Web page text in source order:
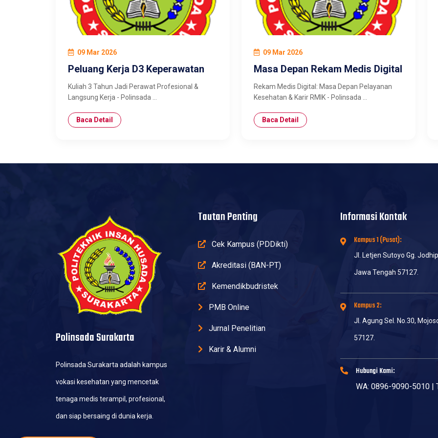
09 Mar 2026
Peluang Kerja D3 Keperawatan
Kuliah 3 Tahun Jadi Perawat Profesional &
Langsung Kerja - Polinsada ...
Baca Detail
09 Mar 2026
Masa Depan Rekam Medis Digital
Rekam Medis Digital: Masa Depan Pelayanan
Kesehatan & Karir RMIK - Polinsada ...
Baca Detail
Polinsada Surakarta
Polinsada Surakarta adalah kampus
vokasi kesehatan yang mencetak
tenaga medis terampil, profesional,
dan siap bersaing di dunia kerja.
Tautan Penting
Cek Kampus (PDDikti)
Akreditasi (BAN-PT)
Kemendikbudristek
PMB Online
Jurnal Penelitian
Karir & Alumni
Informasi Kontak
Kampus 1 (Pusat):
Jl. Letjen Sutoyo Gg.
Jawa Tengah 57127.
Kampus 2:
Jl. Agung Sel. No.30,
57127.
Hubungi Kami:
WA: 0896-9090-5010 |